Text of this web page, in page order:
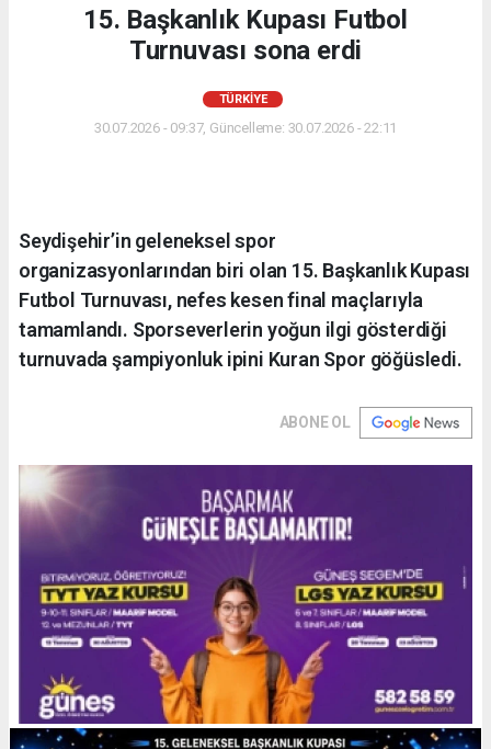
15. Başkanlık Kupası Futbol
Turnuvası sona erdi
TÜRKIYE
30.07.2026 - 09:37, Güncelleme: 30.07.2026 - 22:11
Seydişehir’in geleneksel spor
organizasyonlarından biri olan 15. Başkanlık Kupası
Futbol Turnuvası, nefes kesen final maçlarıyla
tamamlandı. Sporseverlerin yoğun ilgi gösterdiği
turnuvada şampiyonluk ipini Kuran Spor göğüsledi.
ABONE OL